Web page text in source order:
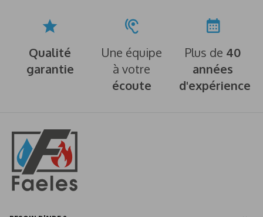
Qualité
garantie
Une équipe
à votre
écoute
Plus de 40
années
d'expérience